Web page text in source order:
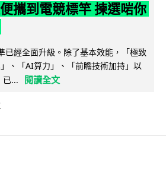
攜到電競標竿 揀選啱你
已經全面升級。除了基本效能，「極致
、「AI算力」、「前瞻技術加持」以
已...
閱讀全文